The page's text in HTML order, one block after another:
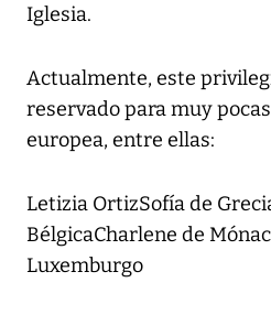
Iglesia.
Actualmente, este
reservado para muy
europea, entre ellas:
Letizia OrtizSofía de
BélgicaCharlene de
Luxemburgo